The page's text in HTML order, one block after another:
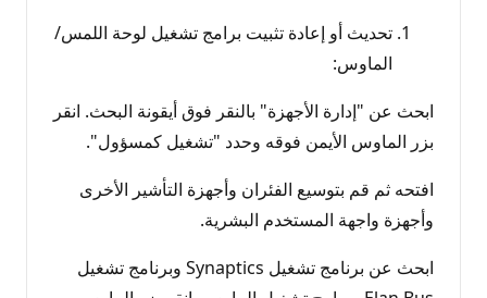
تحديث أو إعادة تثبيت برامج تشغيل لوحة اللمس/
الماوس:
ابحث عن "إدارة الأجهزة" بالنقر فوق أيقونة البحث. انقر
بزر الماوس الأيمن فوقه وحدد "تشغيل كمسؤول".
افتحه ثم قم بتوسيع الفئران وأجهزة التأشير الأخرى
وأجهزة واجهة المستخدم البشرية.
ابحث عن برنامج تشغيل Synaptics وبرنامج تشغيل